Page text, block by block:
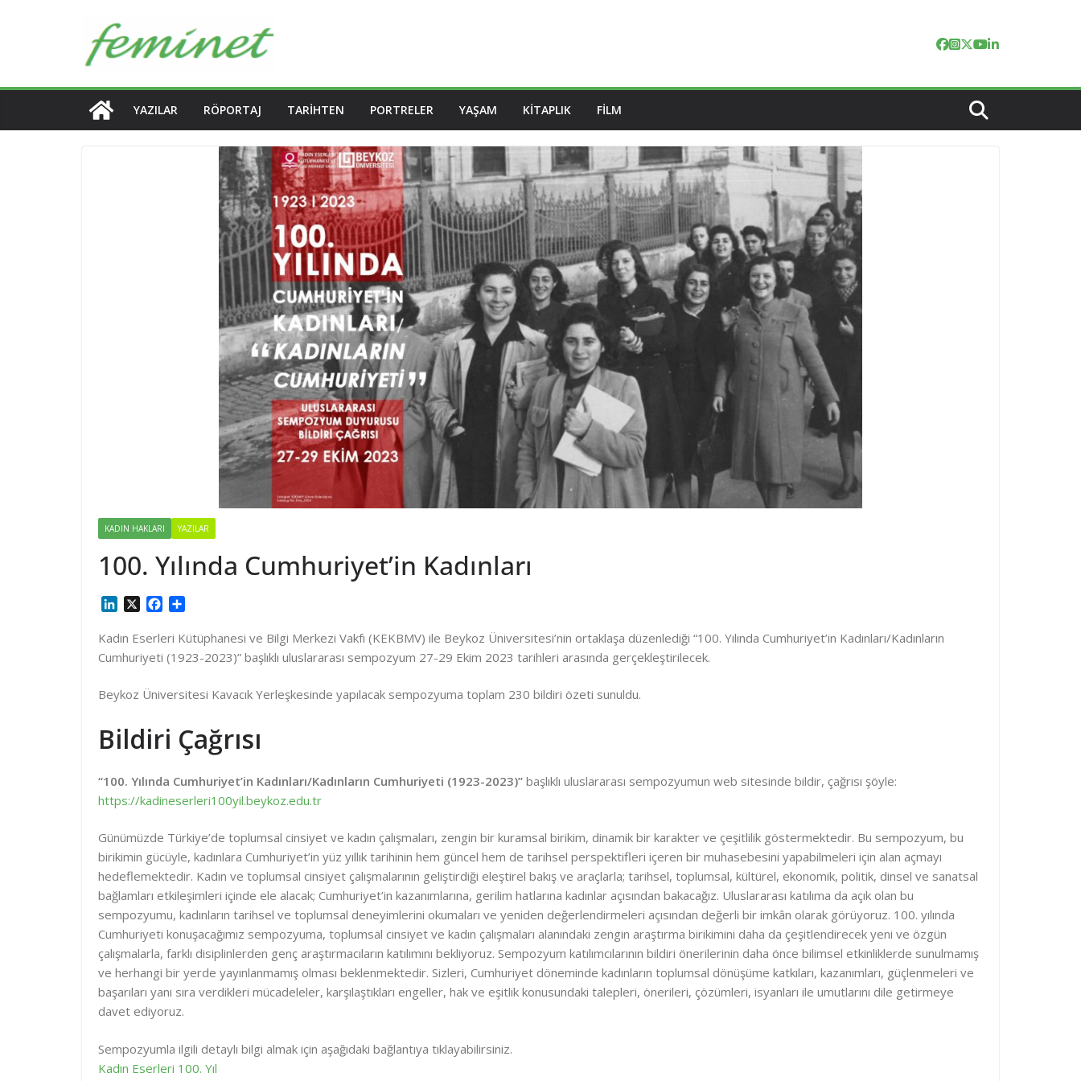
YAZILAR RÖPORTAJ TARIHTEN PORTRELER YAŞAM KITAPLIK FILM
KADIN HAKLARI YAZILAR
100. Yılında Cumhuriyet’in Kadınları
n
k
I
c
e
b
o
a
r
Kadın Eserleri Kütüphanesi ve Bilgi Merkezi Vakfı (KEKBMV) ile Beykoz Üniversitesi’nin ortaklaşa düzenlediği “100. Yılında Cumhuriyet’in Kadınları/Kadınların
Cumhuriyeti (1923-2023)” başlıklı uluslararası sempozyum 27-29 Ekim 2023 tarihleri arasında gerçekleştirilecek.
Beykoz Üniversitesi Kavacık Yerleşkesinde yapılacak sempozyuma toplam 230 bildiri özeti sunuldu.
Bildiri Çağrısı
“100. Yılında Cumhuriyet’in Kadınları/Kadınların Cumhuriyeti (1923-2023)” başlıklı uluslararası sempozyumun web sitesinde bildir, çağrısı şöyle:
https://kadineserleri100yil.beykoz.edu.tr
Günümüzde Türkiye’de toplumsal cinsiyet ve kadın çalışmaları, zengin bir kuramsal birikim, dinamik bir karakter ve çeşitlilik göstermektedir. Bu sempozyum, bu
birikimin gücüyle, kadınlara Cumhuriyet’in yüz yıllık tarihinin hem güncel hem de tarihsel perspektifleri içeren bir muhasebesini yapabilmeleri için alan açmayı
hedeflemektedir. Kadın ve toplumsal cinsiyet çalışmalarının geliştirdiği eleştirel bakış ve araçlarla; tarihsel, toplumsal, kültürel, ekonomik, politik, dinsel ve sanatsal
bağlamları etkileşimleri içinde ele alacak; Cumhuriyet’in kazanımlarına, gerilim hatlarına kadınlar açısından bakacağız. Uluslararası katılıma da açık olan bu
sempozyumu, kadınların tarihsel ve toplumsal deneyimlerini okumaları ve yeniden değerlendirmeleri açısından değerli bir imkân olarak görüyoruz. 100. yılında
Cumhuriyeti konuşacağımız sempozyuma, toplumsal cinsiyet ve kadın çalışmaları alanındaki zengin araştırma birikimini daha da çeşitlendirecek yeni ve özgün
çalışmalarla, farklı disiplinlerden genç araştırmacıların katılımını bekliyoruz. Sempozyum katılımcılarının bildiri önerilerinin daha önce bilimsel etkinliklerde sunulmamış
ve herhangi bir yerde yayınlanmamış olması beklenmektedir. Sizleri, Cumhuriyet döneminde kadınların toplumsal dönüşüme katkıları, kazanımları, güçlenmeleri ve
başarıları yanı sıra verdikleri mücadeleler, karşılaştıkları engeller, hak ve eşitlik konusundaki talepleri, önerileri, çözümleri, isyanları ile umutlarını dile getirmeye
davet ediyoruz.
Sempozyumla ilgili detaylı bilgi almak için aşağıdaki bağlantıya tıklayabilirsiniz.
Kadın Eserleri 100. Yıl